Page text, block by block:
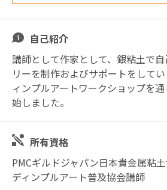
自己紹介
講師として作家として、銀粘土で
リーを制作およびサポートをして
ィンプルアートワークショップを
始しました。
所有資格
PMCギルドジャパン日本貴金属粘
ディンプルアート普及協会講師